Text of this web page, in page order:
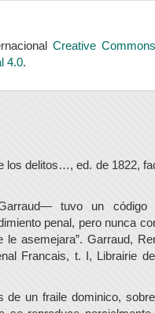
Creative Commons
4.0.
los delitos…, ed. de 1822,
tuvo un código
penal, pero nunca
asemejara”. Garraud,
Francais, t. I, Librairie
de un fraile dominico,